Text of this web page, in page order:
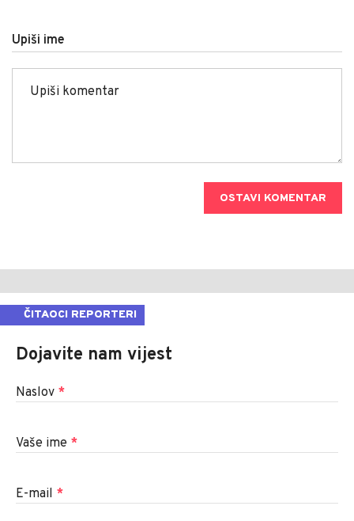
Upiši ime
OSTAVI KOMENTAR
ČITAOCI REPORTERI
Dojavite nam vijest
Naslov *
Vaše ime *
E-mail *